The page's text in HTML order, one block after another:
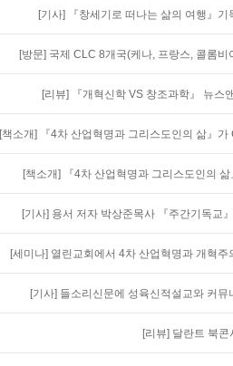
[기사] 『창세기로 떠나는 삶의 여행』
[방문] 국제 CLC 8개국(케나, 프랑스, 콜롬
[리뷰] 『개혁신학 VS 창조과학』 뉴스
[책소개] 『4차 산업혁명과 그리스도인의 삶』
[책소개] 『4차 산업혁명과 그리스도인의
[기사] 용서 저자 박상준목사 『주간기독교
[세미나] 열린교회에서 4차 산업혁명과 개혁
[기사] 들소리신문에 성육신적설교와 커
[리뷰] 달란트 북콘